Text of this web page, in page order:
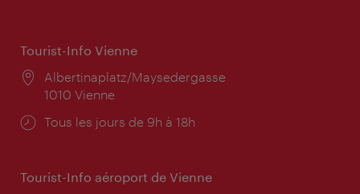
Tourist-Info Vienne
Lieu:
Albertinaplatz/Maysedergasse
1010 Vienne
Horaires
Tous les jours de 9h à 18h
Tourist-Info aéroport de Vienne